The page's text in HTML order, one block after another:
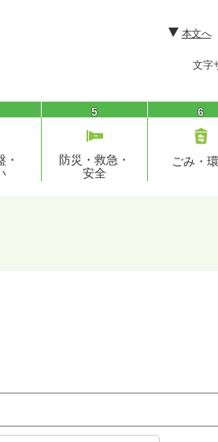
本文へ
文字
・
5
防災・救急・
安全
6
ごみ・